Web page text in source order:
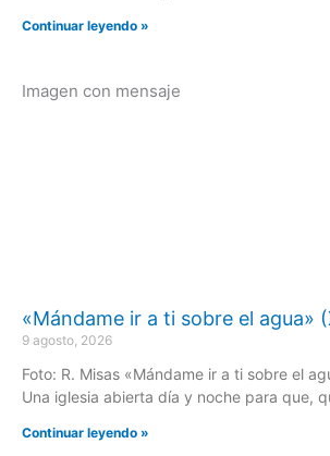
Continuar leyendo »
Imagen con mensaje
«Mándame ir a ti sobre el agua»
9 agosto, 2026
Foto: R. Misas «Mándame ir a ti sobre el
Una iglesia abierta día y noche para que,
Continuar leyendo »